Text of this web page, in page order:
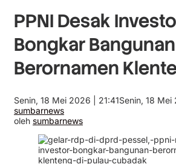
PPNI Desak
Bongkar Bangunan
Berornamen
Senin, 18 Mei 2026 | 21:41Senin, 18
sumbarnews
oleh sumbarnews